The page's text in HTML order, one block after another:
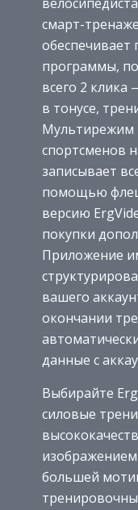
смарт-
обеспечивает
программы,
всего 2
в тонусе,
Мультирежим
спортсменов
записывает
помощью
версию
покупки
Приложение
вашего
окончании
данные с
Выбирайте
силовые
большей